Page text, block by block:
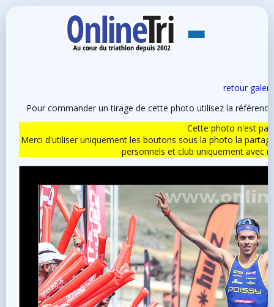
retour
Pour commander un tirage de cette photo utilisez la
Cette photo n'est
Merci d'utiliser uniquement les boutons sous la photo la
personnels et club uniquement avec